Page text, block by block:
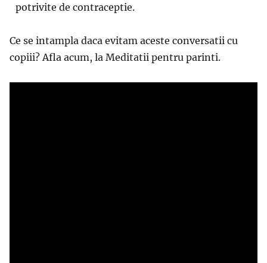
potrivite de contraceptie.
Ce se intampla daca evitam aceste conversatii cu
copiii? Afla acum, la Meditatii pentru parinti.